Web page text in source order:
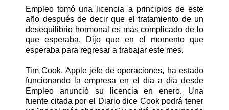
Empleo tomó una licencia a principios de este
año después de decir que el tratamiento de un
desequilibrio hormonal es más complicado de lo
que esperaba. Dijo que en el momento que
esperaba para regresar a trabajar este mes.
Tim Cook, Apple jefe de operaciones, ha estado
funcionando la empresa en el día a día desde
Empleo anunció su licencia en enero. Una
fuente citada por el Diario dice Cook podrá tener